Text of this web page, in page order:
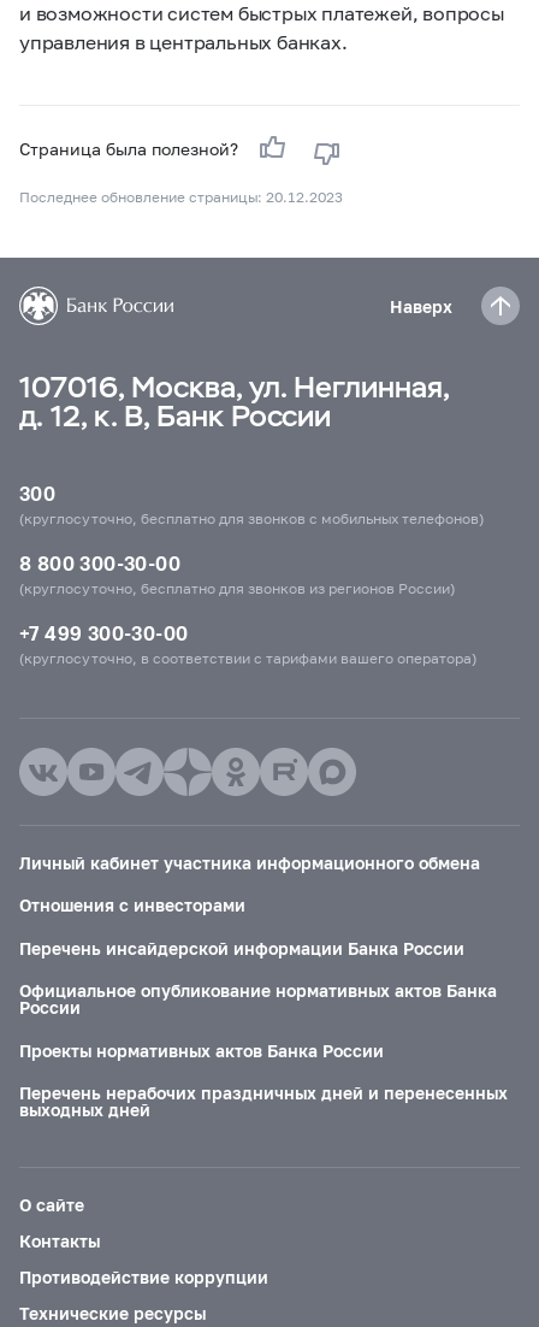
и возможности систем быстрых платежей, вопросы
управления в центральных банках.
Страница была полезной?
Последнее обновление страницы: 20.12.2023
Наверх
107016, Москва, ул. Неглинная,
д. 12, к. В, Банк России
300
(круглосуточно, бесплатно для звонков с мобильных телефонов)
8 800 300-30-00
(круглосуточно, бесплатно для звонков из регионов России)
+7 499 300-30-00
(круглосуточно, в соответствии с тарифами вашего оператора)
Личный кабинет участника информационного обмена
Отношения с инвесторами
Перечень инсайдерской информации Банка России
Официальное опубликование нормативных актов Банка
России
Проекты нормативных актов Банка России
Перечень нерабочих праздничных дней и перенесенных
выходных дней
О сайте
Контакты
Противодействие коррупции
Технические ресурсы